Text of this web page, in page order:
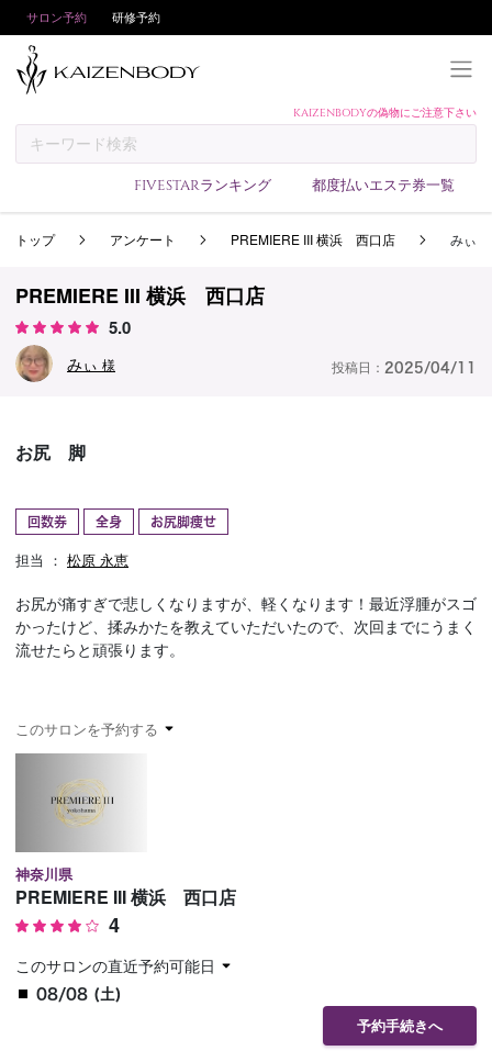
サロン予約 研修予約
KAIZENBODYの偽物にご注意下さい
FIVESTARランキング 都度払いエステ券一覧
予約方法
サロンランキング
技術者ランキング
予約確認
トップ アンケート PREMIERE III 横浜 西口店 みぃ
PREMIERE III 横浜 西口店
5.0
みぃ 様 投稿日： 2025/04/11
お尻 脚
回数券 全身 お尻脚痩せ
担当 ： 松原 永恵
お尻が痛すぎで悲しくなりますが、軽くなります！最近浮腫がスゴ
かったけど、揉みかたを教えていただいたので、次回までにうまく
流せたらと頑張ります。
このサロンを予約する
神奈川県
PREMIERE III 横浜 西口店
4
このサロンの直近予約可能日
08/08 (土)
予約手続きへ